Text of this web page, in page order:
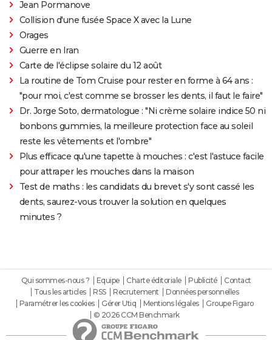
Jean Pormanove
Collision d'une fusée Space X avec la Lune
Orages
Guerre en Iran
Carte de l'éclipse solaire du 12 août
La routine de Tom Cruise pour rester en forme à 64 ans :
"pour moi, c'est comme se brosser les dents, il faut le faire"
Dr. Jorge Soto, dermatologue : "Ni crème solaire indice 50 ni
bonbons gummies, la meilleure protection face au soleil
reste les vêtements et l'ombre"
Plus efficace qu'une tapette à mouches : c'est l'astuce facile
pour attraper les mouches dans la maison
Test de maths : les candidats du brevet s'y sont cassé les
dents, saurez-vous trouver la solution en quelques
minutes ?
Qui sommes-nous ? Equipe Charte éditoriale Publicité
Contact
Tous les articles
RSS Recrutement
Données personnelles
Paramétrer les cookies
Gérer Utiq Mentions légales
Groupe Figaro
© 2026 CCM Benchmark